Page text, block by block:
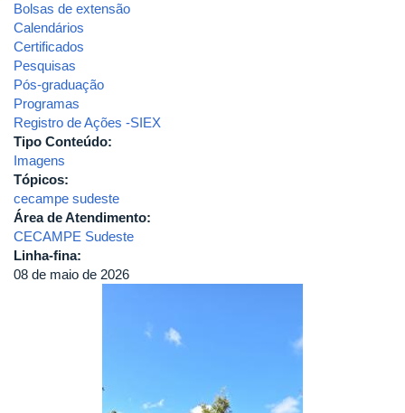
Bolsas de extensão
Calendários
Certificados
Pesquisas
Pós-graduação
Programas
Registro de Ações -SIEX
Tipo Conteúdo:
Imagens
Tópicos:
cecampe sudeste
Área de Atendimento:
CECAMPE Sudeste
Linha-fina:
08 de maio de 2026